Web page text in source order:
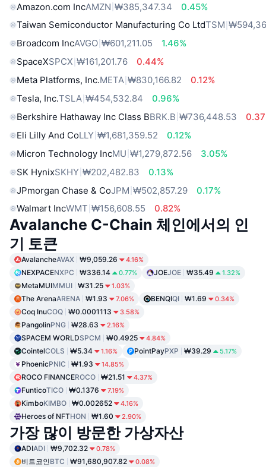
Amazon.com IncAMZN ₩385,347.34
0.45%
Taiwan Semiconductor Manufacturing Co LtdTSM
Broadcom IncAVGO ₩601,211.05
1.46%
SpaceXSPCX ₩161,201.76
0.44%
Meta Platforms, Inc.META ₩830,166.82
0.12%
Tesla, Inc.TSLA ₩454,532.84
0.96%
Berkshire Hathaway Inc Class BBRK.B ₩736,448.53
Eli Lilly And CoLLY ₩1,681,359.52
0.12%
Micron Technology IncMU ₩1,279,872.56
3.05%
SK HynixSKHY ₩202,482.83
0.13%
JPmorgan Chase & CoJPM ₩502,857.29
0.17%
Walmart IncWMT ₩156,608.55 0.82%
Avalanche C-Chain 체인에서의 인
기 토큰
AvalancheAVAX ₩9,059.26 4.16%
NEXPACENXPC ₩336.14 0.77% JOEJOE ₩35.49 1.32%
MetaMUIMMUI ₩31.25 1.03%
The ArenaARENA ₩1.93 7.06% BENQIQI ₩1.69 0.34%
Coq InuCOQ ₩0.0001113 3.58%
PangolinPNG ₩28.63 2.16%
SPACEM WORLDSPCM ₩0.4925 4.84%
CointelCOLS ₩5.34 1.16% PointPayPXP ₩39.29 5.17%
PhoenicPNIC ₩1.93 14.85%
ROCO FINANCEROCO ₩21.51 4.37%
FunticoTICO ₩0.1376 7.19%
KimboKIMBO ₩0.002652 4.16%
Heroes of NFTHON ₩1.60 2.90%
가장 많이 방문한 가상자산
ADIADI ₩9,702.32 0.78%
비트코인BTC ₩91,680,907.82 0.08%